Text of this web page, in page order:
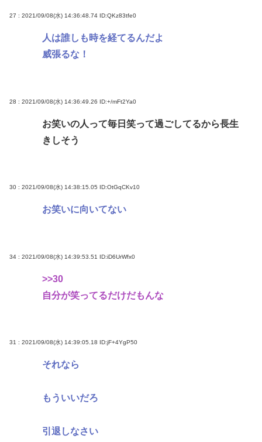
27 : 2021/09/08(水) 14:36:48.74 ID:QKz83tfe0
人は誰しも時を経てるんだよ
威張るな！
28 : 2021/09/08(水) 14:36:49.26 ID:+/mFt2Ya0
お笑いの人って毎日笑って過ごしてるから長生
きしそう
30 : 2021/09/08(水) 14:38:15.05 ID:OtGqCKv10
お笑いに向いてない
34 : 2021/09/08(水) 14:39:53.51 ID:iD6UrWfx0
>>30
自分が笑ってるだけだもんな
31 : 2021/09/08(水) 14:39:05.18 ID:jF+4YgP50
それなら
もういいだろ
引退しなさい